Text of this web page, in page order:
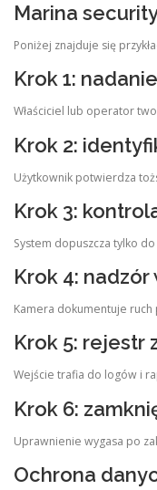
Marina
Poniżej znajduje się
Krok 1:
Właściciel lub operator
Krok 2:
Użytkownik potwierdza
Krok 3:
System dopuszcza tylko
Krok 4: nadzór
Kamera dokumentuje
Krok 5: rejestr
Wejście trafia do logów i
Krok 6:
Uprawnienie wygasa po
Ochrona